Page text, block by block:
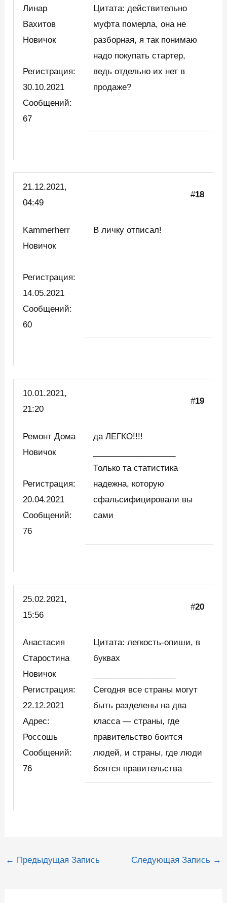
Линар
Вахитов
Новичок
Регистрация:
30.10.2021
Сообщений:
67
Цитата: действительно
муфта померла, она не
разборная, я так понимаю
надо покупать стартер,
ведь отдельно их нет в
продаже?
21.12.2021,
04:49
#18
Kammerherr
Новичок
Регистрация:
14.05.2021
Сообщений:
60
В личку отписал!
10.01.2021,
21:20
#19
Ремонт Дома
Новичок
Регистрация:
20.04.2021
Сообщений:
76
да ЛЕГКО!!!!
Только та статистика
надежна, которую
сфальсифицировали вы
сами
25.02.2021,
15:56
#20
Анастасия
Старостина
Новичок
Регистрация:
22.12.2021
Адрес:
Россошь
Сообщений:
76
Цитата: легкость-опиши, в
буквах
Сегодня все страны могут
быть разделены на два
класса — страны, где
правительство боится
людей, и страны, где люди
боятся правительства
Навигация
← Предыдущая Запись Следующая Запись →